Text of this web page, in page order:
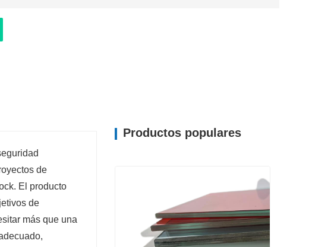
de
El producto
de
más que una
Productos populares